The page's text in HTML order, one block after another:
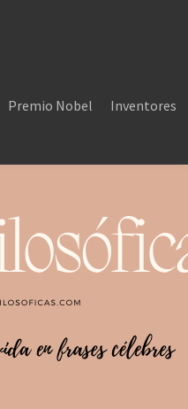
Premio Nobel Inventores